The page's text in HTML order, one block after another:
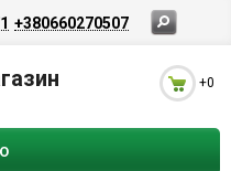
+380660270507
+0